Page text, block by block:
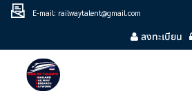
E-mail: railwaytalent@gmail.com
ลงทะเบียน